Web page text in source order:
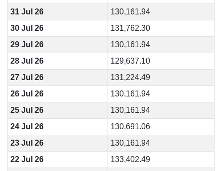
31 Jul 26
130,161.94
30 Jul 26
131,762.30
29 Jul 26
130,161.94
28 Jul 26
129,637.10
27 Jul 26
131,224.49
26 Jul 26
130,161.94
25 Jul 26
130,161.94
24 Jul 26
130,691.06
23 Jul 26
130,161.94
22 Jul 26
133,402.49